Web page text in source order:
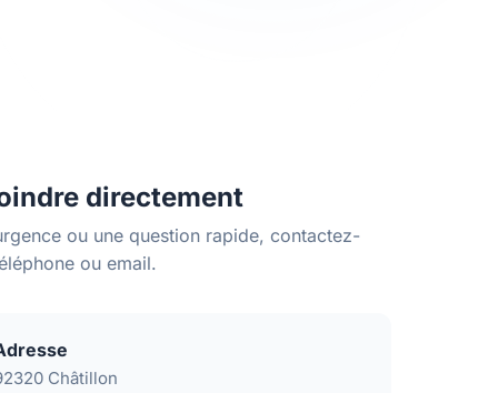
directement
ou une question rapide, contactez-
ou email.
Châtillon